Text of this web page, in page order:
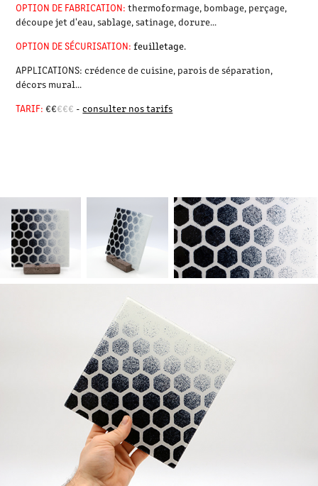
OPTION DE FABRICATION: thermoformage, bombage, perçage,
découpe jet d'eau, sablage, satinage, dorure...
OPTION DE SÉCURISATION: feuilletage.
APPLICATIONS:crédence de cuisine, parois de séparation,
décors mural...
TARIF: €€€€€ -consulter nos tarifs